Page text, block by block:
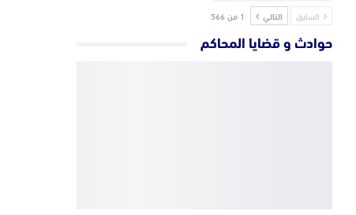
السابق التالي 1 من 566
حوادث و قضايا المحاكم